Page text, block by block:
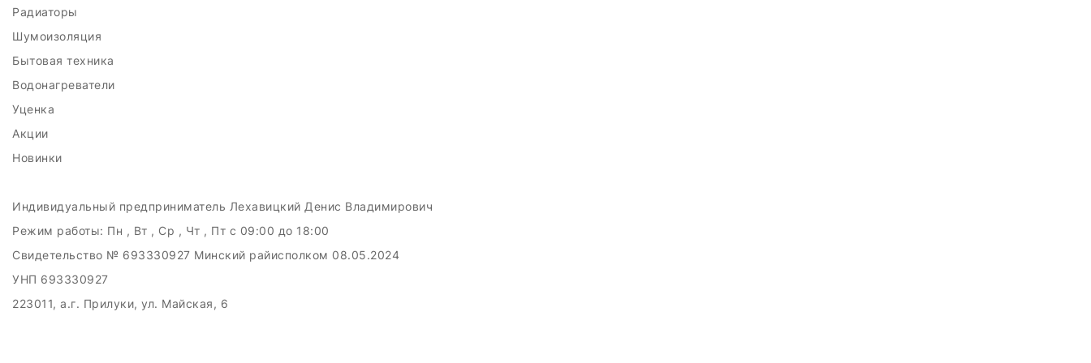
Радиаторы
Шумоизоляция
Бытовая техника
Водонагреватели
Уценка
Акции
Новинки
Индивидуальный предприниматель Лехавицкий Денис Владимирович
Режим работы: Пн , Вт , Ср , Чт , Пт c 09:00 до 18:00
Свидетельство № 693330927 Минский райисполком 08.05.2024
УНП 693330927
223011, а.г. Прилуки, ул. Майская, 6